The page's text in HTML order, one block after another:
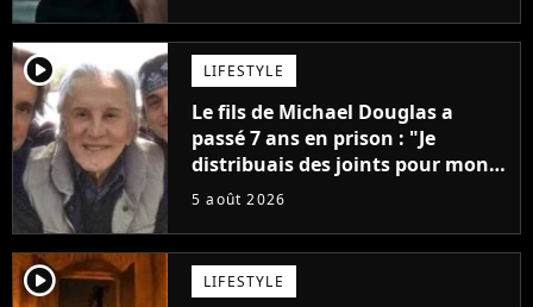
player2 LIFESTYLE
Le fils de Michael Douglas a
passé 7 ans en prison : "Je
distribuais des joints pour mon
père"
5 août 2026
player2 LIFESTYLE